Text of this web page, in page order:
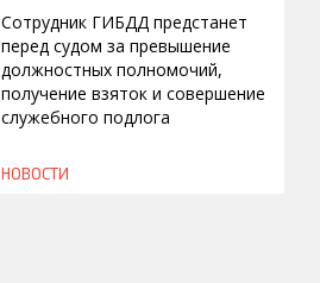
Сотрудник ГИБДД предстанет
перед судом за превышение
должностных полномочий,
получение взяток и совершение
служебного подлога
НОВОСТИ